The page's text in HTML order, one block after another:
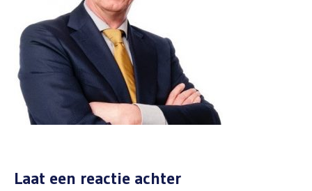
Laat een reactie achter